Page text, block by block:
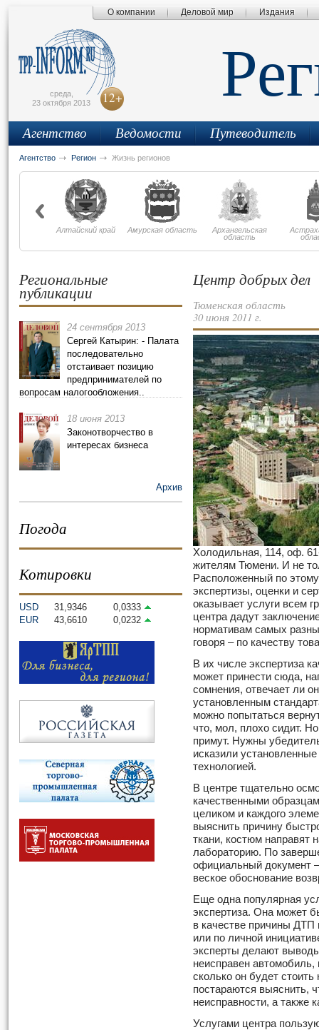
О компании Деловой мир Издания
среда,
23 октября 2013
12+
Агентство Ведомости Путеводитель
Агентство Регион Жизнь регионов
Алтайский край Амурская область
Архангельская
область
Региональные
публикации
24 сентября 2013
Сергей Катырин: - Палата
последовательно
отстаивает позицию
предпринимателей по
вопросам налогообложения..
18 июня 2013
Законотворчество в
интересах бизнеса
Архив
Погода
Котировки
USD 31,9346
0,0333
EUR
43,6610 0,0232
Центр добрых дел
Тюменская область
30 июня 2011 г.
Холодильная, 114, оф.
жителям Тюмени. И не
Расположенный по
экспертизы, оценки и
оказывает услуги всем
центра дадут
нормативам самых
говоря – по качеству
В их числе экспертиза
может принести сюда,
сомнения, отвечает ли
установленным
можно попытаться
что, мол, плохо сидит.
примут. Нужны
исказили
технологией.
В центре тщательно
качественными
целиком и каждого
выяснить причину
ткани, костюм направят
лабораторию. По
официальный документ
веское обоснование
Еще одна популярная
экспертиза. Она может
в качестве причины ДТП
или по личной
эксперты делают
неисправен автомобиль,
сколько он будет
постараются выяснить,
неисправности, а также
Услугами центра